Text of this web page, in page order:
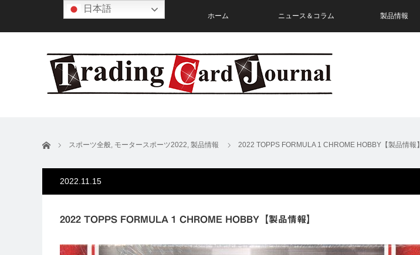
ホーム ニュース＆コラム 製品情報
ホーム スポーツ全般, モータースポーツ2022, 製品情報 2022 TOPPS FORMULA 1 CHROME HOBBY【製品情報】
2022.11.15
2022 TOPPS FORMULA 1 CHROME HOBBY【製品情報】
日本語